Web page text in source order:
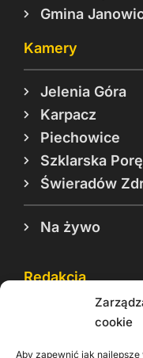
cookie
Aby zapewnić jak
Gmina
Kamery
Jelenia Góra
Karpacz
Piechowice
Szklarska
Świeradów
Na żywo
Redakcja
Reklama